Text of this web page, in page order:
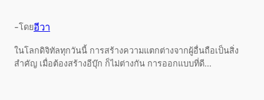
-โดยอีวา
ในโลกดิจิทัลทุกวันนี้ การสร้างความแตกต่างจากผู้อื่นถือเป็นสิ่ง
สำคัญ เมื่อต้องสร้างอีบุ๊ก ก็ไม่ต่างกัน การออกแบบที่ดี...